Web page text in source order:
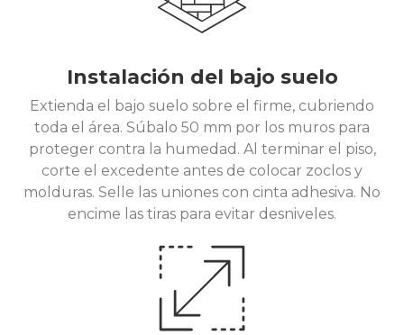
Instalación del bajo suelo
Extienda el bajo suelo sobre el firme, cubriendo
toda el área. Súbalo 50 mm por los muros para
proteger contra la humedad. Al terminar el piso,
corte el excedente antes de colocar zoclos y
molduras. Selle las uniones con cinta adhesiva. No
encime las tiras para evitar desniveles.